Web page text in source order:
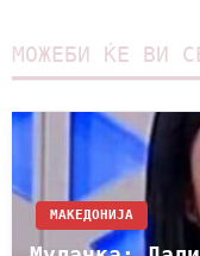
МОЖЕБИ ЌЕ ВИ
МАКЕДОНИЈА